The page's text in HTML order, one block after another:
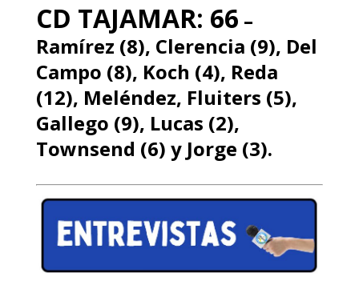
CD TAJAMAR: 66 –
Ramírez (8), Clerencia (9), Del
Campo (8), Koch (4), Reda
(12), Meléndez, Fluiters (5),
Gallego (9), Lucas (2),
Townsend (6) y Jorge (3).